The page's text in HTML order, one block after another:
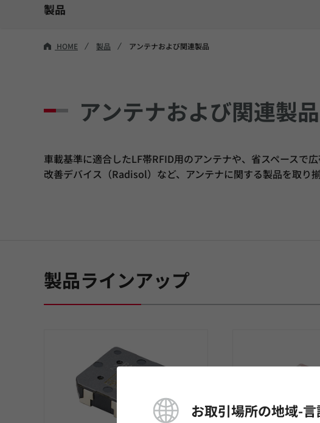
お取引場所の地域-言
製品
HOME 製品 アンテナおよび関連製品
アンテナおよび関連製品
車載基準に適合したLF帯RFID用のアンテナや、省スペースで
改善デバイス（Radisol）など、アンテナに関する製品を取り揃
製品ラインアップ